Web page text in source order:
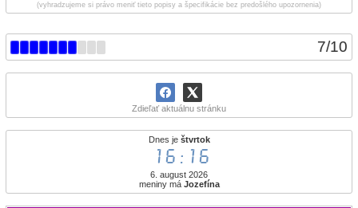
7/10
Zdieľať aktuálnu stránku
Dnes je štvrtok
16:16
6. august 2026
meniny má Jozefína
(vyhradzujeme si právo meniť tieto popisy a špecifikácie bez predošlého upozornenia)